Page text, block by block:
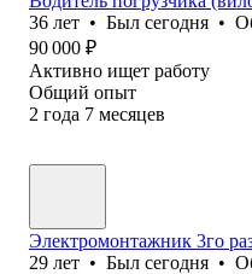
36 лет • Был сегодня •
90 000 ₽
Активно ищет работу
Общий опыт
2 года 7 месяцев
Электромонтажник 3го
29 лет • Был сегодня •